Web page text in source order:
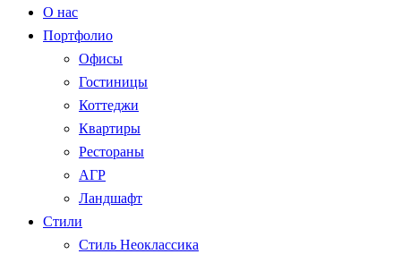
О нас
Портфолио
Офисы
Гостиницы
Коттеджи
Квартиры
Рестораны
АГР
Ландшафт
Стили
Стиль Неоклассика